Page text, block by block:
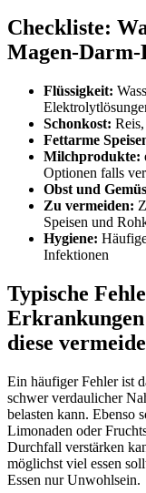
Checkliste:
Magen-Darm-
Flüssigkeit:
Schonkost:
Fettarme
Milchprodukte:
Optionen falls
Obst und
Zu vermeiden:
Speisen und
Hygiene:
Infektionen
Typische
diese
Ein häufiger Fehler ist
schwer verdaulicher
belasten kann. Ebenso
Limonaden oder
Durchfall verstärken
möglichst viel essen
Essen nur Unwohlsein.